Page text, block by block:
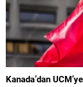
Kanada’dan